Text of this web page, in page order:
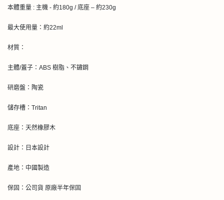
本體重量 : 主機 - 約180g / 底座 – 約230g
最大使用量：約22ml
材質：
主體/蓋子：ABS 樹脂、不鏽鋼
研磨盤：陶瓷
儲存槽：Tritan
底座：天然橡膠木
設計：日本設計
產地：中國製造
保固：公司貨 原廠半年保固